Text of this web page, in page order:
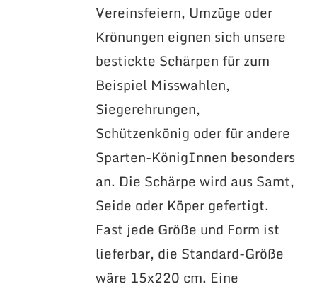
Vereinsfeiern, Umzüge oder
Krönungen eignen sich unsere
bestickte Schärpen für zum
Beispiel Misswahlen,
Siegerehrungen,
Schützenkönig oder für andere
Sparten-KönigInnen besonders
an. Die Schärpe wird aus Samt,
Seide oder Köper gefertigt.
Fast jede Größe und Form ist
lieferbar, die Standard-Größe
wäre 15x220 cm. Eine